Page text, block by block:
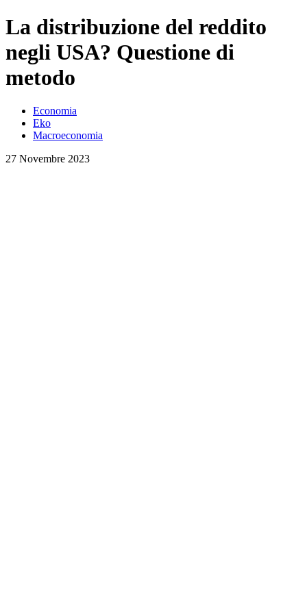
La distribuzione del reddito
negli USA? Questione di
metodo
Economia
Eko
Macroeconomia
27 Novembre 2023